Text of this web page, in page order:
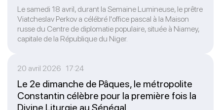
Le samedi 18 avril, durant la Semaine Lumineuse, le prêtre
Viatcheslav Perkov a célébré l'office pascal à la Maison
russe du Centre de diplomatie populaire, située à Niamey,
capitale de la République du Niger.
20 avril 2026 17:24
Le 2e dimanche de Pâques, le métropolite
Constantin célèbre pour la première fois la
Divine Liturgie au Sénégal